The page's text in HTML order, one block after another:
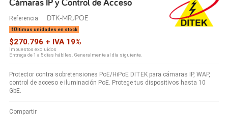
Referencia DTK-MRJPOE
Últimas unidades en stock
$270.796 + IVA 19%
Impuestos excluidos
Entrega de 1 a 5 días hábiles. Generalmente al día siguiente.
Protector contra sobretensiones PoE/HiPoE DITEK para cámaras IP, WAP,
control de acceso e iluminación PoE. Protege tus dispositivos hasta 10
GbE.
Compartir